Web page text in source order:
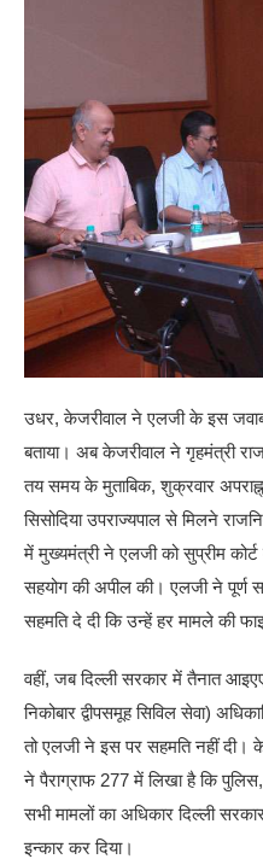
उधर, केजरीवाल ने एलजी के इस
बताया। अब केजरीवाल ने गृहमंत्री
तय समय के मुताबिक, शुक्रवार
सिसोदिया उपराज्यपाल से मिलने
में मुख्यमंत्री ने एलजी को सुप्रीम
सहयोग की अपील की। एलजी ने पूर्ण
सहमति दे दी कि उन्हें हर मामले की
वहीं, जब दिल्ली सरकार में तैनात
निकोबार द्वीपसमूह सिविल सेवा)
तो एलजी ने इस पर सहमति नहीं दी।
ने पैराग्राफ 277 में लिखा है कि
सभी मामलों का अधिकार दिल्ली
इन्कार कर दिया।